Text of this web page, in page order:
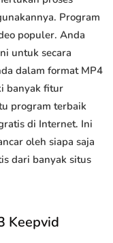
Program
populer. Anda
untuk secara
dalam format MP4
banyak fitur
program terbaik
di Internet. Ini
oleh siapa saja
dari banyak situs
Keepvid